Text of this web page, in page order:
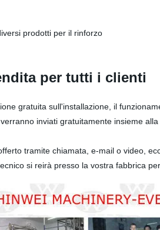
prodotti per il rinforzo
per tutti i clienti
gratuita sull'installazione, il
inviati gratuitamente insieme
tramite chiamata, e-mail o video,
si reirà presso la vostra fabbrica